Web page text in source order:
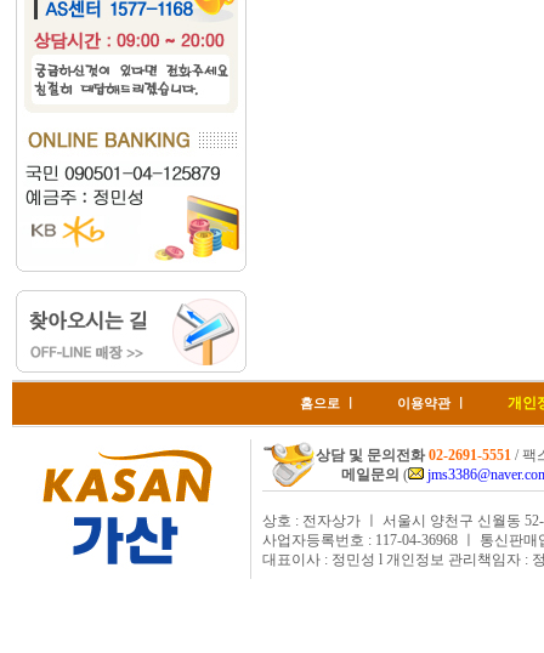
홈으로 이용약관 개인
상담 및 문의전화02-2691-5551/ 팩
메일문의 (
상호 : 전자상가 ㅣ 서울시 양천구 신월동
사업자등록번호 : 117-04-36968 ㅣ 통신판매
대표이사 : 정민성 l 개인정보 관리책임자 :